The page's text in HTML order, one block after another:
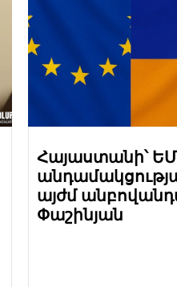
Հայաստանի՝
այժմ
Փաշինյան